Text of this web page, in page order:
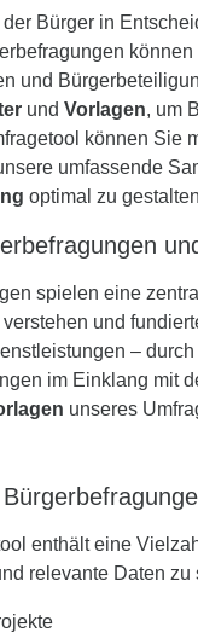
Bürger in
und
und Vorlagen, um
können Sie
umfassende
optimal zu
spielen eine
und
–
im Einklang mit
unseres
enthält eine
relevante Daten